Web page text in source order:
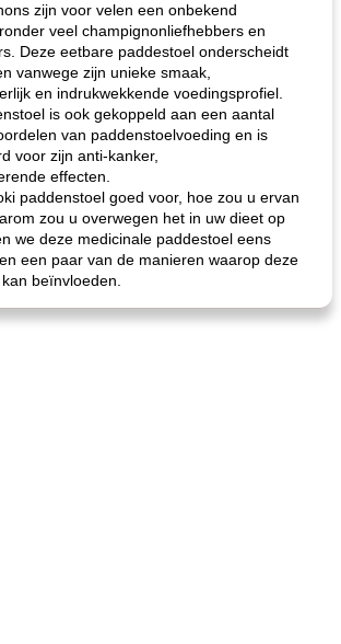
zijn voor velen een onbekend
veel champignonliefhebbers en
Deze eetbare paddestoel onderscheidt
vanwege zijn unieke smaak,
en indrukwekkende voedingsprofiel.
is ook gekoppeld aan een aantal
van paddenstoelvoeding en is
voor zijn anti-kanker,
effecten.
paddenstoel goed voor, hoe zou u ervan
zou u overwegen het in uw dieet op
we deze medicinale paddestoel eens
een paar van de manieren waarop deze
beïnvloeden.